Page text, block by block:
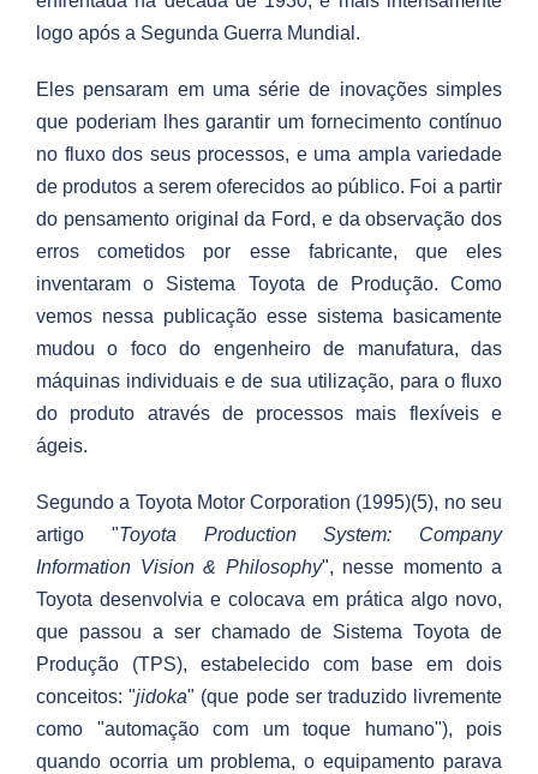
logo após a Segunda Guerra Mundial.
Eles pensaram em uma série de inovações simples
que poderiam lhes garantir um fornecimento contínuo
no fluxo dos seus processos, e uma ampla variedade
de produtos a serem oferecidos ao público. Foi a partir
do pensamento original da Ford, e da observação dos
erros cometidos por esse fabricante, que eles
inventaram o Sistema Toyota de Produção. Como
vemos nessa publicação esse sistema basicamente
mudou o foco do engenheiro de manufatura, das
máquinas individuais e de sua utilização, para o fluxo
do produto através de processos mais flexíveis e
ágeis.
Segundo a Toyota Motor Corporation (1995)(5), no seu
artigo "Toyota Production System: Company
Information Vision & Philosophy", nesse momento a
Toyota desenvolvia e colocava em prática algo novo,
que passou a ser chamado de Sistema Toyota de
Produção (TPS), estabelecido com base em dois
conceitos: "jidoka" (que pode ser traduzido livremente
como "automação com um toque humano"), pois
quando ocorria um problema, o equipamento parava